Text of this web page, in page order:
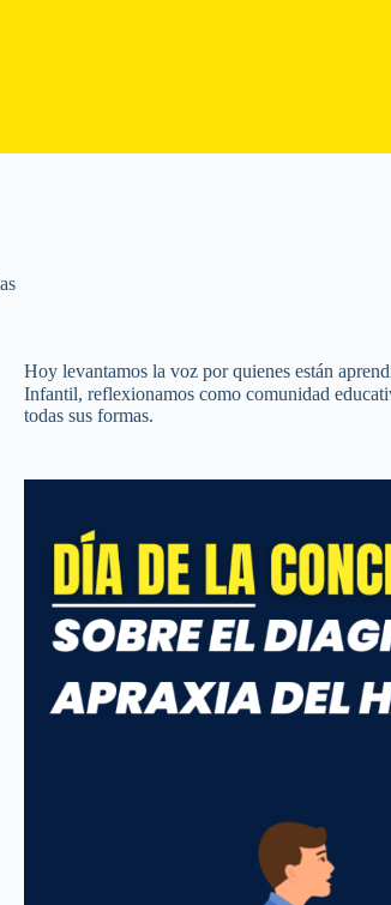
Hoy levantamos la voz por quienes están
Infantil, reflexionamos como comunidad
todas sus formas.